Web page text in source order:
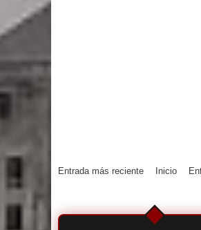
Entrada más reciente Inicio